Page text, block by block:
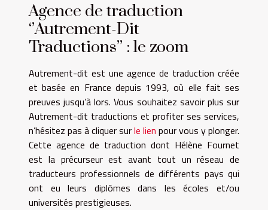
Agence de traduction
‘’Autrement-Dit
Traductions’’ : le zoom
Autrement-dit est une agence de traduction créée
et basée en France depuis 1993, où elle fait ses
preuves jusqu’à lors. Vous souhaitez savoir plus sur
Autrement-dit traductions et profiter ses services,
n’hésitez pas à cliquer surle lien pour vous y plonger.
Cette agence de traduction dont Hélène Fournet
est la précurseur est avant tout un réseau de
traducteurs professionnels de différents pays qui
ont eu leurs diplômes dans les écoles et/ou
universités prestigieuses.